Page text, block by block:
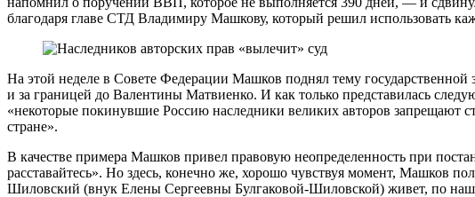
благодаря главе СТД Владимиру Машкову, который решил использовать
На этой неделе в Совете Федерации Машков поднял тему государственной
и за границей до Валентины Матвиенко. И как только представилась
«некоторые покинувшие Россию наследники великих авторов запрещают
стране».
В качестве примера Машков привел правовую неопределенность при
расставайтесь». Но здесь, конечно же, хорошо чувствуя момент, Машков
Шиловский (внук Елены Сергеевны Булгаковой-Шиловской) живет, по